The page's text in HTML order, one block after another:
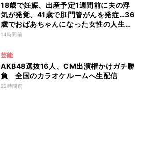
18歳で妊娠、出産予定1週間前に夫の浮
気が発覚、41歳で肛門管がんを発症…36
歳でおばあちゃんになった女性の人生に
島田珠代も思わず涙 『愛のハイエナ
14時間前
芸能
AKB48選抜16人、CM出演権かけガチ勝
負 全国のカラオケルームへ生配信
22時間前